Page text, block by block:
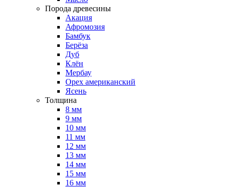
Порода древесины
Акация
Афромозия
Бамбук
Берёза
Дуб
Клён
Мербау
Орех американский
Ясень
Толщина
8 мм
9 мм
10 мм
11 мм
12 мм
13 мм
14 мм
15 мм
16 мм